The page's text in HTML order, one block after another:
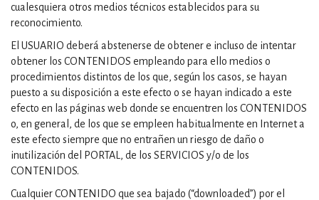
cualesquiera otros medios técnicos establecidos para su
reconocimiento.
El USUARIO deberá abstenerse de obtener e incluso de intentar
obtener los CONTENIDOS empleando para ello medios o
procedimientos distintos de los que, según los casos, se hayan
puesto a su disposición a este efecto o se hayan indicado a este
efecto en las páginas web donde se encuentren los CONTENIDOS
o, en general, de los que se empleen habitualmente en Internet a
este efecto siempre que no entrañen un riesgo de daño o
inutilización del PORTAL, de los SERVICIOS y/o de los
CONTENIDOS.
Cualquier CONTENIDO que sea bajado (“downloaded”) por el